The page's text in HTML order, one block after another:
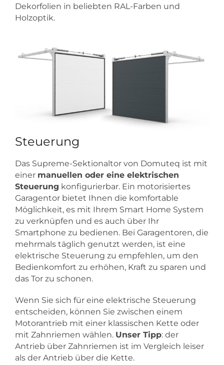
Dekorfolien in beliebten RAL-Farben und
Holzoptik.
Steuerung
Das Supreme-Sektionaltor von Domuteq ist mit
einer manuellen oder eine elektrischen
Steuerung konfigurierbar. Ein motorisiertes
Garagentor bietet Ihnen die komfortable
Möglichkeit, es mit Ihrem Smart Home System
zu verknüpfen und es auch über Ihr
Smartphone zu bedienen. Bei Garagentoren, die
mehrmals täglich genutzt werden, ist eine
elektrische Steuerung zu empfehlen, um den
Bedienkomfort zu erhöhen, Kraft zu sparen und
das Tor zu schonen.
Wenn Sie sich für eine elektrische Steuerung
entscheiden, können Sie zwischen einem
Motorantrieb mit einer klassischen Kette oder
mit Zahnriemen wählen. Unser Tipp: der
Antrieb über Zahnriemen ist im Vergleich leiser
als der Antrieb über die Kette.